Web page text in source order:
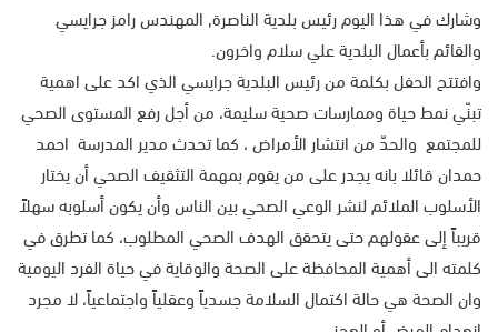
وشارك في هذا اليوم رئيس بلدية الناصرة, المهندس رامز جرايسي
والقائم بأعمال البلدية علي سلام واخرون.
وافتتح الحفل بكلمة من رئيس البلدية جرايسي الذي اكد على اهمية
تبنّي نمط حياة وممارسات صحية سليمة، من أجل رفع المستوى الصحي
للمجتمع والحدّ من انتشار الأمراض ، كما تحدث مدير المدرسة احمد
حمدان قائلا بانه يجدر على من يقوم بمهمة التثقيف الصحي أن يختار
الأسلوب الملائم لنشر الوعي الصحي بين الناس وأن يكون أسلوبه سهلاً
قريباً إلى عقولهم حتى يتحقق الهدف الصحي المطلوب، كما تطرق في
كلمته الى أهمية المحافظة على الصحة والوقاية في حياة الفرد اليومية
وان الصحة هي حالة اكتمال السلامة جسدياً وعقلياً واجتماعياً، لا مجرد